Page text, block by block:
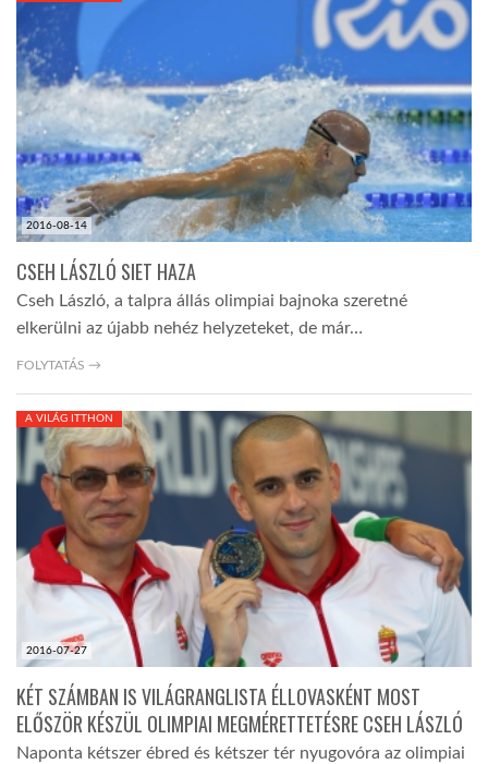
GLOBOZSARU
DOBRAVERO.HU
LATIMO.HU
GLOBOBOOK
2016-08-14
CSEH LÁSZLÓ SIET HAZA
Cseh László, a talpra állás olimpiai bajnoka szeretné
elkerülni az újabb nehéz helyzeteket, de már…
FOLYTATÁS →
2016-07-27
A VILÁG ITTHON
KÉT SZÁMBAN IS VILÁGRANGLISTA ÉLLOVASKÉNT MOST
ELŐSZÖR KÉSZÜL OLIMPIAI MEGMÉRETTETÉSRE CSEH LÁSZLÓ
Naponta kétszer ébred és kétszer tér nyugovóra az olimpiai